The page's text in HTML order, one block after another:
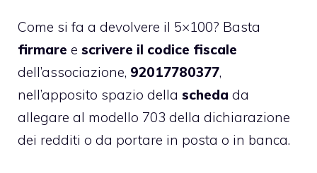
Come si fa a devolvere il 5×100? Basta
firmare e scrivere il codice fiscale
dell’associazione, 92017780377,
nell’apposito spazio della scheda da
allegare al modello 703 della dichiarazione
dei redditi o da portare in posta o in banca.